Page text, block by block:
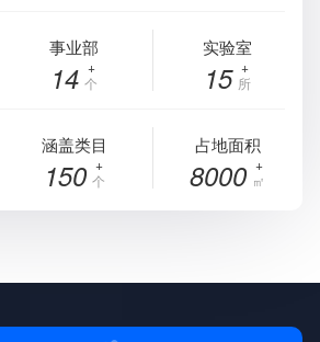
事业部
14 个
实验室
15 所
涵盖类目
150 个
占地面积
8000 ㎡